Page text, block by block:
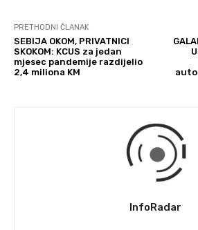
PRETHODNI ČLANAK
SEBIJA OKOM, PRIVATNICI
SKOKOM: KCUS za jedan
mjesec pandemije razdijelio
2,4 miliona KM
InfoRadar